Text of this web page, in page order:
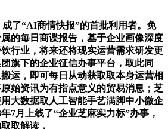
“AI商情快报”的首批利用者。免
的每日商谍报告，基于企业画像深度
行业，将来还将现实运营需求研发更
旗下的企业征信办事平台，取此同
运，即可每日从动获取取本身运营相
始资讯为有指点意义的贸易消息；芝
大数据取人工智能手艺满脚中小微企
7月上线了“企业芝麻实力标”办事，
取解读，